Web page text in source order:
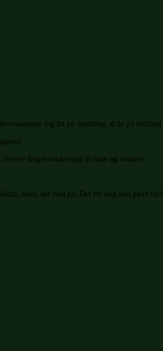
tog fat på opstilling af de på
Senere følger udskæring til døre og vinduer.
mens det stod på. Det ser dog helt pænt ud